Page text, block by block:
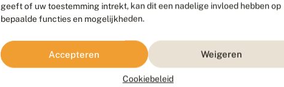
geeft of uw toestemming intrekt, kan dit een nadelige invloed hebben op
bepaalde functies en mogelijkheden.
Accepteren Weigeren
Cookiebeleid